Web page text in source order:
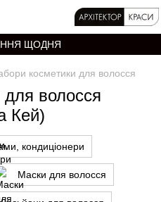
ЩОДНЯ
косметики для волосся
волосся
Кей)
кондиціонери
Маски для волосся